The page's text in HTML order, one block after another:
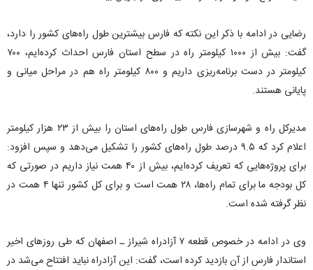
رضایی در ادامه با ذکر این نکته که فارس بیشترین طول راه‌های کشور را دارد،
گفت: بیش از ۱۰۰۰ کیلومتر راه در سطح استان فارس احداث کرده‌ایم، ۷۰۰
کیلومتر در دست برنامه‌ریزی داریم و ۸۰۰ کیلومتر راه هم در مراحل میانی و
پایانی هستند.
مدیرکل راه و شهرسازی فارس طول راه‌های استان را بیش از ۲۳ هزار کیلومتر
اعلام کرد که ۹.۵ درصد طول راه‌های کشور را تشکیل می‌دهد و سپس افزود:
برای پروژه‌هایی که تعریف کرده‌ایم، بیش از ۴۰ همت نیاز داریم در صورتی که
کل بودجه ما برای تمام راه‌ها، ۲۸ همت است و برای کل کشور تنها ۴ همت در
نظر گرفته شده است.
وی در ادامه در خصوص قطعه ۷ آزادراه شیراز ـ اصفهان که طی روز‌های اخیر
استاندار فارس از آن بازدید کرده است، گفت: این آزادراه نباید افتتاح می‌شد در